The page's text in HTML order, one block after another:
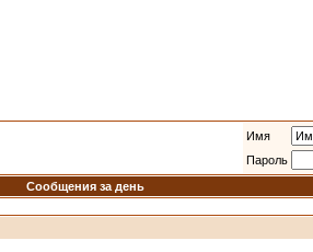
Имя
Пароль
Сообщения за день